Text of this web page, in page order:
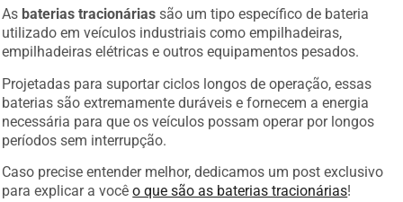
As baterias tracionárias são um tipo específico de bateria
utilizado em veículos industriais como empilhadeiras,
empilhadeiras elétricas e outros equipamentos pesados.
Projetadas para suportar ciclos longos de operação, essas
baterias são extremamente duráveis e fornecem a energia
necessária para que os veículos possam operar por longos
períodos sem interrupção.
Caso precise entender melhor, dedicamos um post exclusivo
para explicar a vocêo que são as baterias tracionárias!